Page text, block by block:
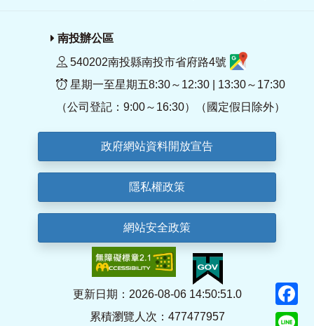
南投辦公區
540202南投縣南投市省府路4號
星期一至星期五8:30～12:30 | 13:30～17:30
（公司登記：9:00～16:30）（國定假日除外）
政府網站資料開放宣告
隱私權政策
網站安全政策
更新日期：2026-08-06 14:50:51.0
累積瀏覽人次：477477957